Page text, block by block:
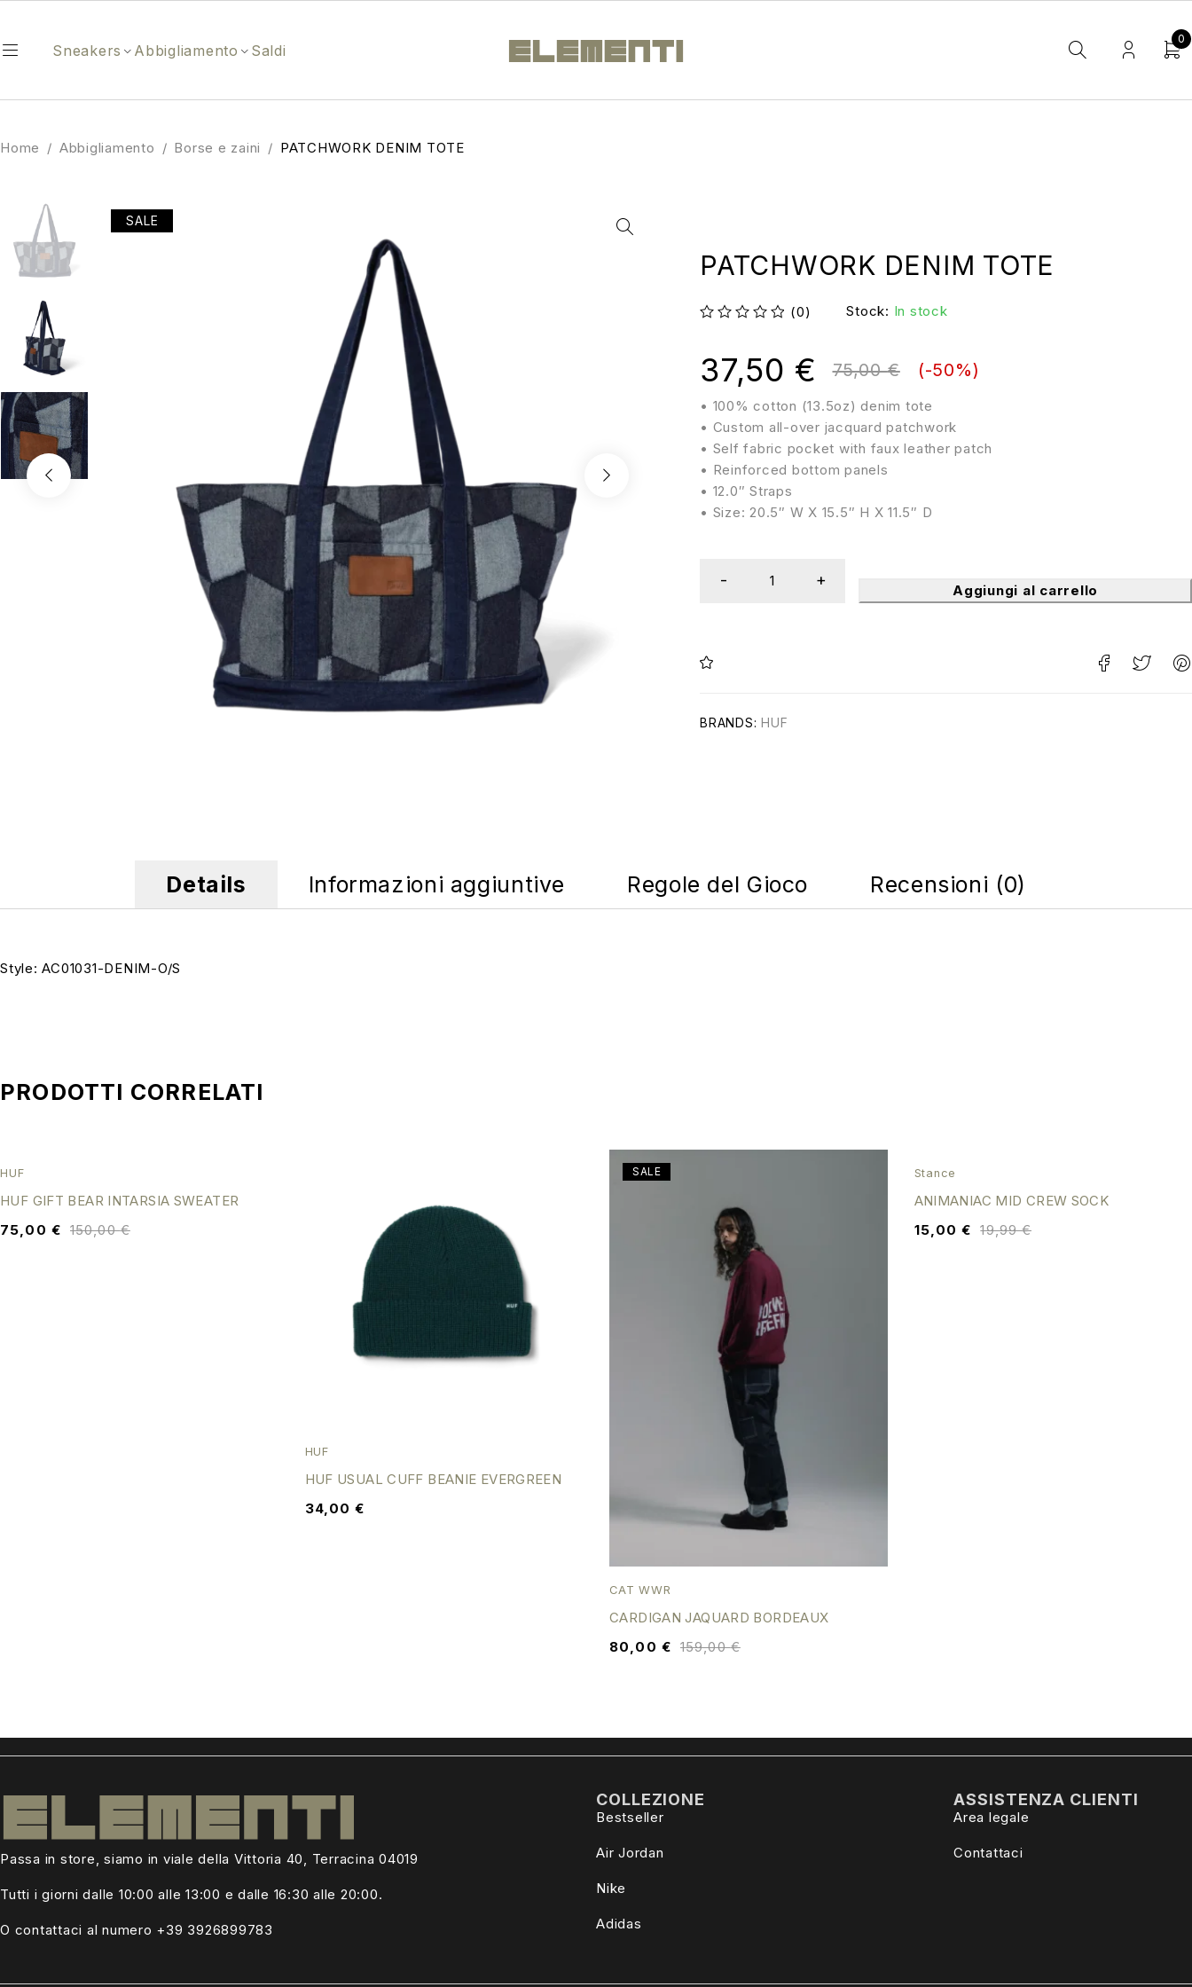
Sneakers Abbigliamento Saldi
0
Home / Abbigliamento / Borse e zaini / PATCHWORK DENIM TOTE
SALE
PATCHWORK DENIM TOTE
(0) Stock: In stock
• 100% cotton (13.5oz) denim tote
• Custom all-over jacquard patchwork
• Self fabric pocket with faux leather patch
• Reinforced bottom panels
• 12.0″ Straps
• Size: 20.5″ W X 15.5″ H X 11.5″ D
75,00€
37,50 € (-50%)
Aggiungi al carrello
BRANDS: HUF
Details Informazioni aggiuntive Regole del Gioco Recensioni (0)
Style: AC01031-DENIM-O/S
PRODOTTI CORRELATI
SALE
HUF
HUF GIFT BEAR INTARSIA SWEATER
150,00€
75,00 €
HUF
HUF USUAL CUFF BEANIE EVERGREEN
34,00€
SALE
CAT WWR
CARDIGAN JAQUARD BORDEAUX
159,00€
80,00 €
SALE
Stance
ANIMANIAC MID CREW SOCK
19,99€
15,00€
Passa in store, siamo in viale della Vittoria 40, Terracina 04019
Tutti i giorni dalle 10:00 alle 13:00 e dalle 16:30 alle 20:00.
O contattaci al numero +39 3926899783
COLLEZIONE
Bestseller
Air Jordan
Nike
Adidas
ASSISTENZA CLIENTI
Area legale
Contattaci